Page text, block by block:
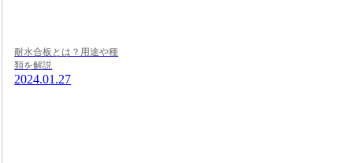
耐水合板とは？用途や種
類を解説
2024.01.27